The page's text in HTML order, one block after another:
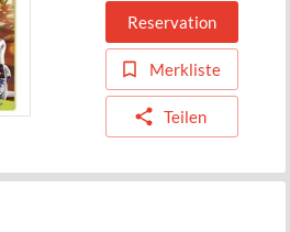
Reservation
Merkliste
Teilen